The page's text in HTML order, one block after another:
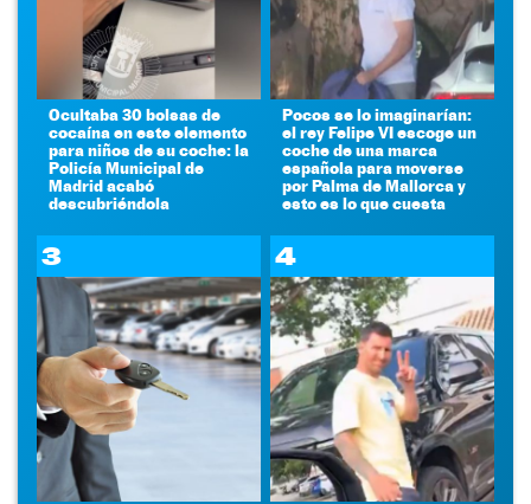
Ocultaba 30 bolsas de
cocaína en este elemento
para niños de su coche: la
Policía Municipal de
Madrid acabó
descubriéndola
Pocos se lo imaginarían:
el rey Felipe VI escoge un
coche de una marca
española para moverse
por Palma de Mallorca y
esto es lo que cuesta
3 4